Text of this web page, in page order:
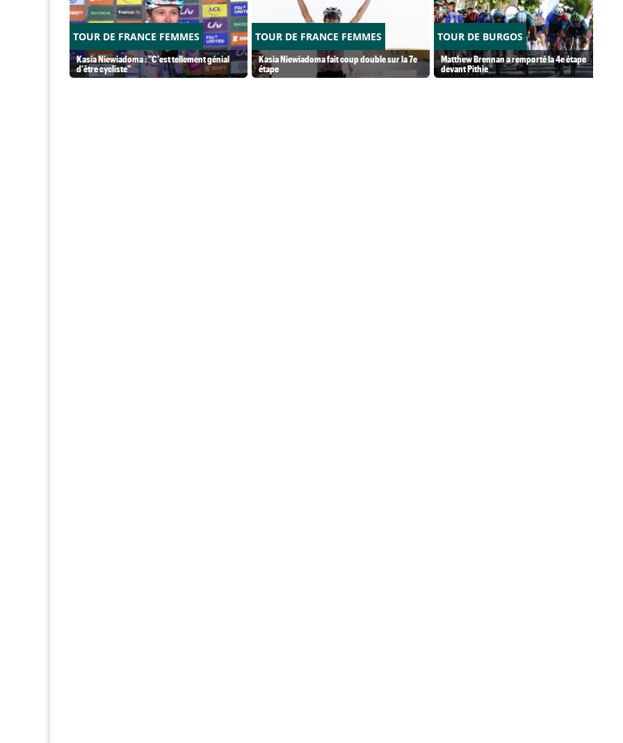
TOUR DE FRANCE FEMMES
Kasia Niewiadoma : "C'est tellement génial
d'être cycliste"
TOUR DE FRANCE FEMMES
Kasia Niewiadoma fait coup double sur la 7e
étape
TOUR DE BURGOS
Matthew Brennan a remporté la 4e étape
devant Pithie